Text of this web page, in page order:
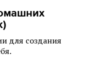
для создания